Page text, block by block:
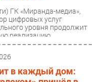
ГК «Миранда-медиа»,
цифровых услуг
уровня продолжит
реализацию
проекта
в каждый дом: